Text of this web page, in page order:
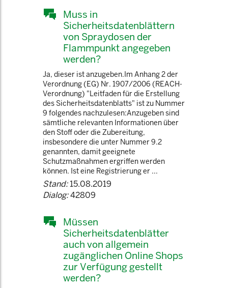
Muss in
Sicherheitsdatenblättern
von Spraydosen der
Flammpunkt angegeben
werden?
Ja, dieser ist anzugeben.Im Anhang 2 der
Verordnung (EG) Nr. 1907/2006 (REACH-
Verordnung) "Leitfaden für die Erstellung
des Sicherheitsdatenblatts" ist zu Nummer
9 folgendes nachzulesen:Anzugeben sind
sämtliche relevanten Informationen über
den Stoff oder die Zubereitung,
insbesondere die unter Nummer 9.2
genannten, damit geeignete
Schutzmaßnahmen ergriffen werden
können. Ist eine Registrierung er ...
Stand:15.08.2019
Dialog:42809
Müssen
Sicherheitsdatenblätter
auch von allgemein
zugänglichen Online Shops
zur Verfügung gestellt
werden?